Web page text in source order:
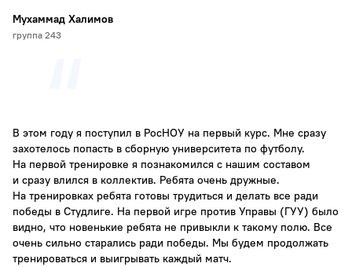
Мухаммад Халимов
группа 243
В этом году я поступил в РосНОУ на первый курс. Мне сразу
захотелось попасть в сборную университета по футболу.
На первой тренировке я познакомился с нашим составом
и сразу влился в коллектив. Ребята очень дружные.
На тренировках ребята готовы трудиться и делать все ради
победы в Студлиге. На первой игре против Управы (ГУУ) было
видно, что новенькие ребята не привыкли к такому полю. Все
очень сильно старались ради победы. Мы будем продолжать
тренироваться и выигрывать каждый матч.